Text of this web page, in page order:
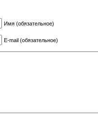
Имя (обязательное)
E-mail (обязательное)